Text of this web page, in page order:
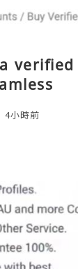
verified
4小時前